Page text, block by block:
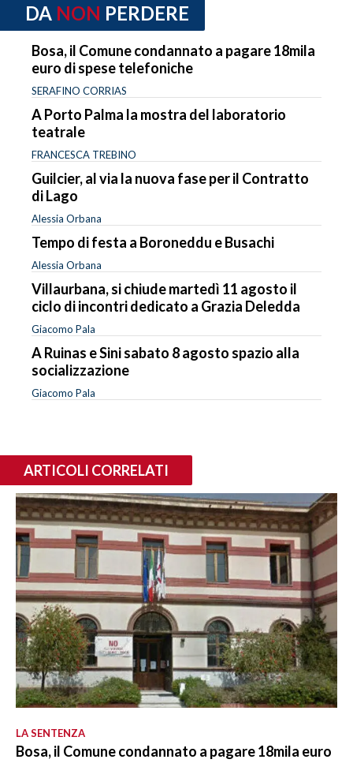
DA NON PERDERE
Bosa, il Comune condannato a pagare 18mila
euro di spese telefoniche
SERAFINO CORRIAS
A Porto Palma la mostra del laboratorio
teatrale
FRANCESCA TREBINO
Guilcier, al via la nuova fase per il Contratto
di Lago
Alessia Orbana
Tempo di festa a Boroneddu e Busachi
Alessia Orbana
Villaurbana, si chiude martedì 11 agosto il
ciclo di incontri dedicato a Grazia Deledda
Giacomo Pala
A Ruinas e Sini sabato 8 agosto spazio alla
socializzazione
Giacomo Pala
ARTICOLI CORRELATI
LA SENTENZA
Bosa, il Comune condannato a pagare 18mila euro